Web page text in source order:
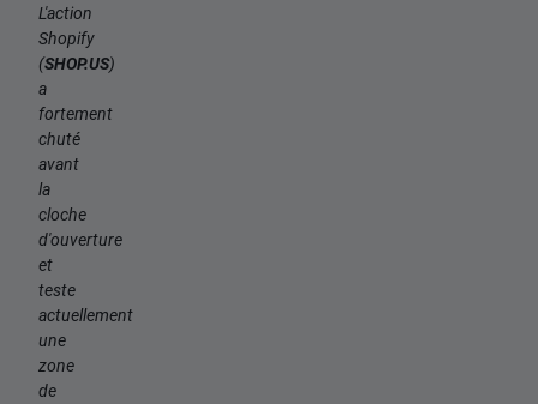
L'action
Shopify
(SHOP.US)
a
fortement
chuté
avant
la
cloche
d'ouverture
et
teste
actuellement
une
zone
de